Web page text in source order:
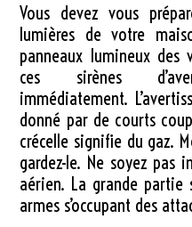
Vous devez vous
lumières de votre
panneaux lumineux des
ces sirènes
immédiatement.
donné par de courts
crécelle signifie du gaz.
gardez-le. Ne soyez pas
aérien. La grande
armes s’occupant des